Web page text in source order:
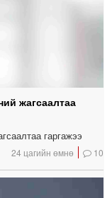
жагсаалтаа
гаргажээ
24 цагийн өмнө 10